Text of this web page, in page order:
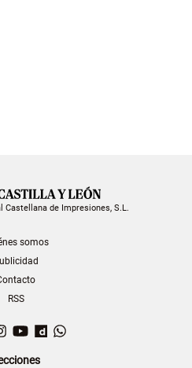
Castellana de Impresiones, S.L.
somos
RSS
Instagram
YouTubeDailymotion